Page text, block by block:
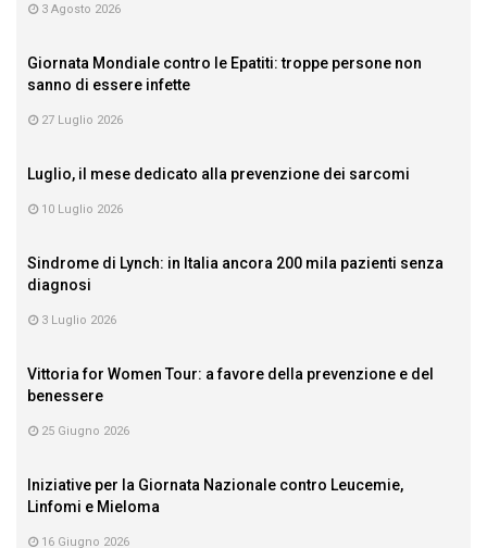
3 Agosto 2026
Giornata Mondiale contro le Epatiti: troppe persone non
sanno di essere infette
27 Luglio 2026
Luglio, il mese dedicato alla prevenzione dei sarcomi
10 Luglio 2026
Sindrome di Lynch: in Italia ancora 200 mila pazienti senza
diagnosi
3 Luglio 2026
Vittoria for Women Tour: a favore della prevenzione e del
benessere
25 Giugno 2026
Iniziative per la Giornata Nazionale contro Leucemie,
Linfomi e Mieloma
16 Giugno 2026